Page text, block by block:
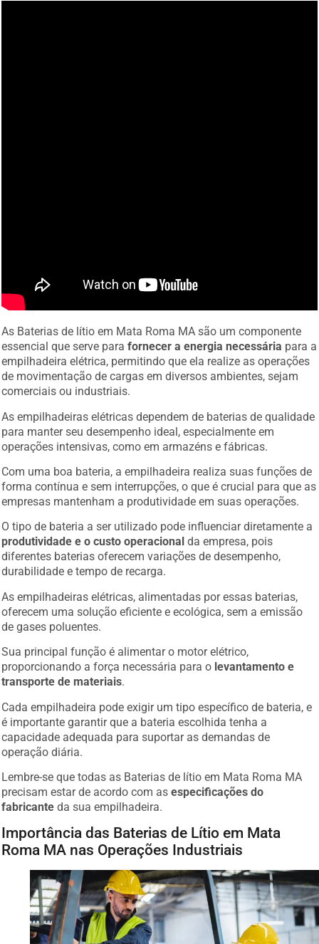
As Baterias de lítio em Mata Roma MA são um componente
essencial que serve parafornecer a energia necessária para a
empilhadeira elétrica, permitindo que ela realize as operações
de movimentação de cargas em diversos ambientes, sejam
comerciais ou industriais.
As empilhadeiras elétricas dependem de baterias de qualidade
para manter seu desempenho ideal, especialmente em
operações intensivas, como em armazéns e fábricas.
Com uma boa bateria, a empilhadeira realiza suas funções de
forma contínua e sem interrupções, o que é crucial para que as
empresas mantenham a produtividade em suas operações.
O tipo de bateria a ser utilizado pode influenciar diretamente a
produtividade e o custo operacional da empresa, pois
diferentes baterias oferecem variações de desempenho,
durabilidade e tempo de recarga.
As empilhadeiras elétricas, alimentadas por essas baterias,
oferecem uma solução eficiente e ecológica, sem a emissão
de gases poluentes.
Sua principal função é alimentar o motor elétrico,
proporcionando a força necessária para o levantamento e
transporte de materiais.
Cada empilhadeira pode exigir um tipo específico de bateria, e
é importante garantir que a bateria escolhida tenha a
capacidade adequada para suportar as demandas de
operação diária.
Lembre-se que todas as Baterias de lítio em Mata Roma MA
precisam estar de acordo com as especificações do
fabricante da sua empilhadeira.
Importância das Baterias de Lítio em Mata
Roma MA nas Operações Industriais